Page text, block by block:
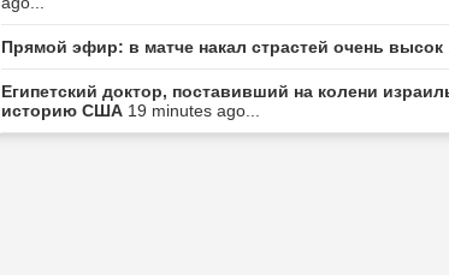
Прямой эфир: в матче накал страстей очень высок
Египетский доктор, поставивший на колени
историю США 19 minutes ago...